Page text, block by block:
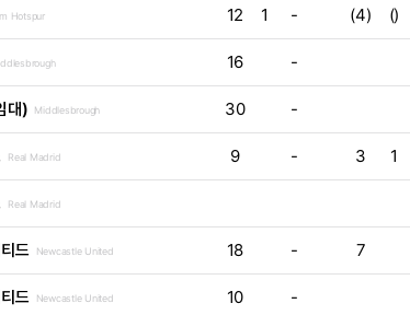
Hotspur 12 1 - (4) ()
16 -
대) Middlesbrough 30 -
Real Madrid 9 - 3 1
Real Madrid
드 Newcastle United 18 - 7
드 Newcastle United 10 -